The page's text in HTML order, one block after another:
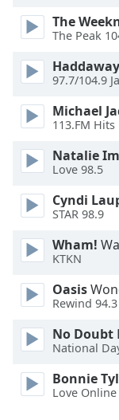
Opacity
Caption
Area
Background
Color
Opacity
Font
Text
Edge
Family
The
The Peak
Haddaway
97.7/104.9
Michael
113.FM Hits
Natalie
Love 98.5
Cyndi
STAR 98.9
Wham!
KTKN
Oasis
Rewind 94.3
No Doubt
National
Bonnie
Love Online